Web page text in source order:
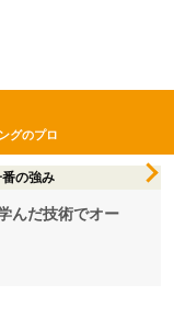
グのプロ
の強み
んだ技術でオー